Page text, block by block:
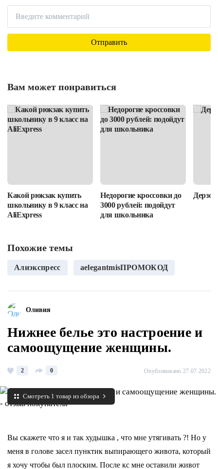
Вам может понравиться
Какой рюкзак купить
школьнику в 9 класс на
AliExpress
Недорогие кроссовки до
3000 рублей: подойдут
для школьника
Похожие темы
Алиэкспресс aelegantmis️ПРОМОКОД
Оливия
Нижнее белье это настроение и
самоощущение женщины.
2 0 Опубликовано 27.07.2022
Смотреть 1 товар из обзора
Вы скажете что я и так худышка , что мне утягивать ?! Но у
меня в голове засел пунктик выпирающего живота, который
я хочу чтобы был плоским. После кс мне оставили живот